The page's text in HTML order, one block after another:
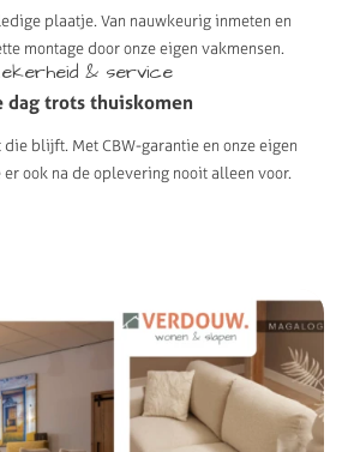
plaatje. Van nauwkeurig inmeten en
montage door onze eigen vakmensen.
& service
dag trots thuiskomen
blijft. Met CBW-garantie en onze eigen
ook na de oplevering nooit alleen voor.